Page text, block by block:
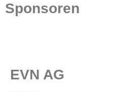
Sponsoren
EVN AG